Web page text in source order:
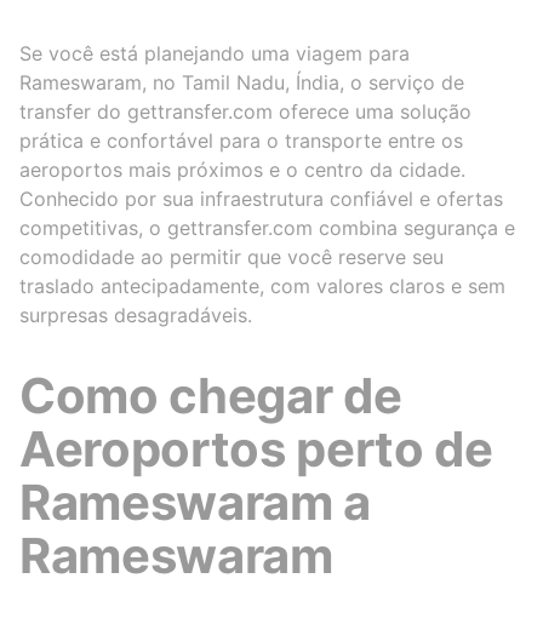
Se você está planejando uma viagem para
Rameswaram, no Tamil Nadu, Índia, o serviço de
transfer do gettransfer.com oferece uma solução
prática e confortável para o transporte entre os
aeroportos mais próximos e o centro da cidade.
Conhecido por sua infraestrutura confiável e ofertas
competitivas, o gettransfer.com combina segurança e
comodidade ao permitir que você reserve seu
traslado antecipadamente, com valores claros e sem
surpresas desagradáveis.
Como chegar de
Aeroportos perto de
Rameswaram a
Rameswaram